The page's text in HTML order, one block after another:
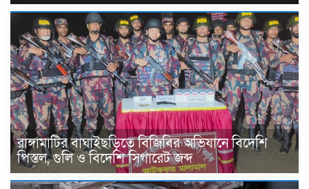
রাঙ্গামাটির বাঘাইছড়িতে বিজিবির অভিযানে বিদেশি
পিস্তল, গুলি ও বিদেশি সিগারেট জব্দ